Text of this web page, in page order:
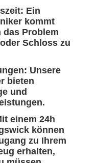
Ein
kommt
das Problem
Schloss zu
Unsere
bieten
und
einem 24h
können
zu Ihrem
erhalten,